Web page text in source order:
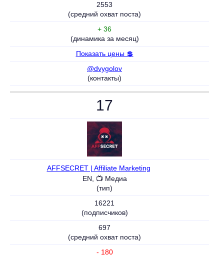
2553
(средний охват поста)
+ 36
(динамика за месяц)
Показать цены 💲
@dvygolov
(контакты)
17
AFFSECRET | Affiliate Marketing
EN, 📺 Медиа
(тип)
16221
(подписчиков)
697
(средний охват поста)
- 180